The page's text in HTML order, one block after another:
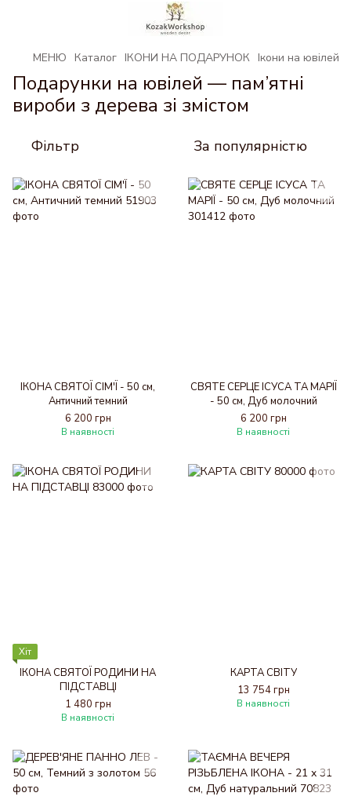
МЕНЮ Каталог ІКОНИ НА ПОДАРУНОК Ікони на ювілей
Подарунки на ювілей — пам’ятні
вироби з дерева зі змістом
Фільтр За популярністю
ІКОНА СВЯТОЇ СІМ'Ї - 50 см,
Античний темний
6 200 грн
В наявності
СВЯТЕ СЕРЦЕ ІСУСА ТА МАРІЇ
- 50 см, Дуб молочний
6 200 грн
В наявності
Хіт
ІКОНА СВЯТОЇ РОДИНИ НА
ПІДСТАВЦІ
1 480 грн
В наявності
КАРТА СВІТУ
13 754 грн
В наявності